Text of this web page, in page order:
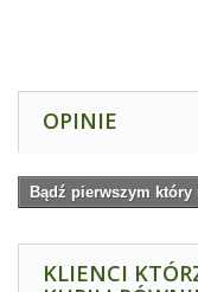
OPINIE
Bądź pierwszym który
KLIENCI